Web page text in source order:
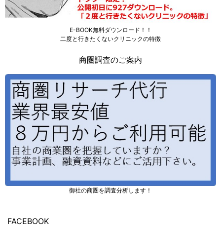
E-BOOK無料ダウンロード！！
二度と行きたくないクリニックの特徴
商圏調査のご案内
御社の商圏を調査分析します！
FACEBOOK